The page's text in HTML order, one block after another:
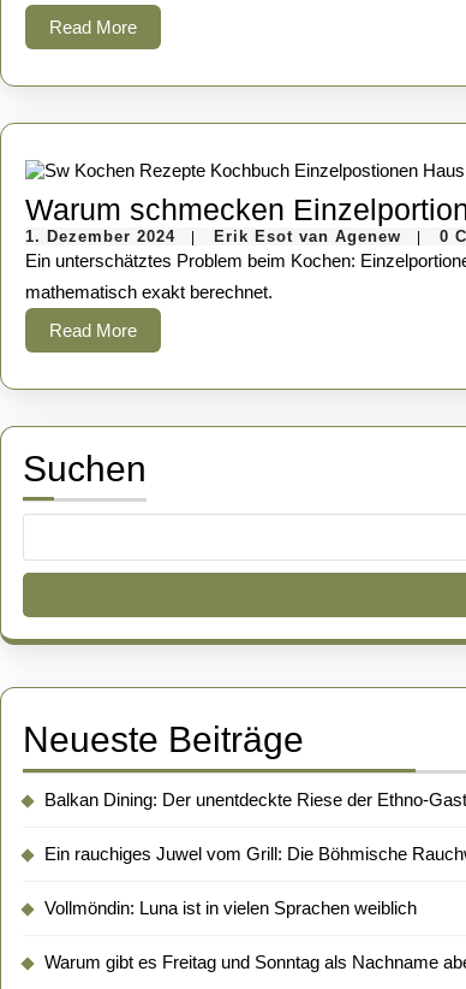
Read MoreRead
More
Warum schmecken
1. Dezember 20241.
Dezember
2024
Erik Esot van Agenew Erik
Esot
van
0
Ein unterschätztes Problem beim Kochen: Einzelportionen wie in Singlehaushalten werden trotzdem nicht so als wenn man ein Rezept in größeren Mengen macht. Selbst wenn man die Angaben
mathematisch exakt berechnet.
Read MoreRead
More
Suchen
Neueste Beiträge
Balkan Dining: Der unentdeckte Riese der Ethno-
Ein rauchiges Juwel vom Grill: Die Böhmische
Vollmöndin: Luna ist in vielen Sprachen weiblich
Warum gibt es Freitag und Sonntag als Nachname